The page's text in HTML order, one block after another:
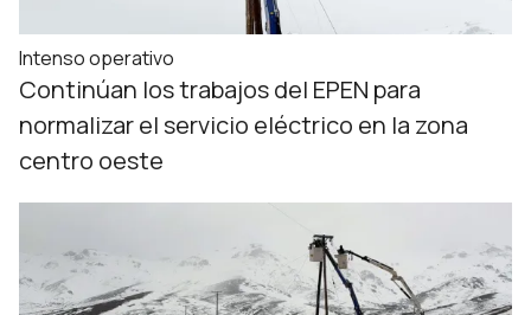
Intenso operativo
Continúan los trabajos del EPEN para
normalizar el servicio eléctrico en la zona
centro oeste